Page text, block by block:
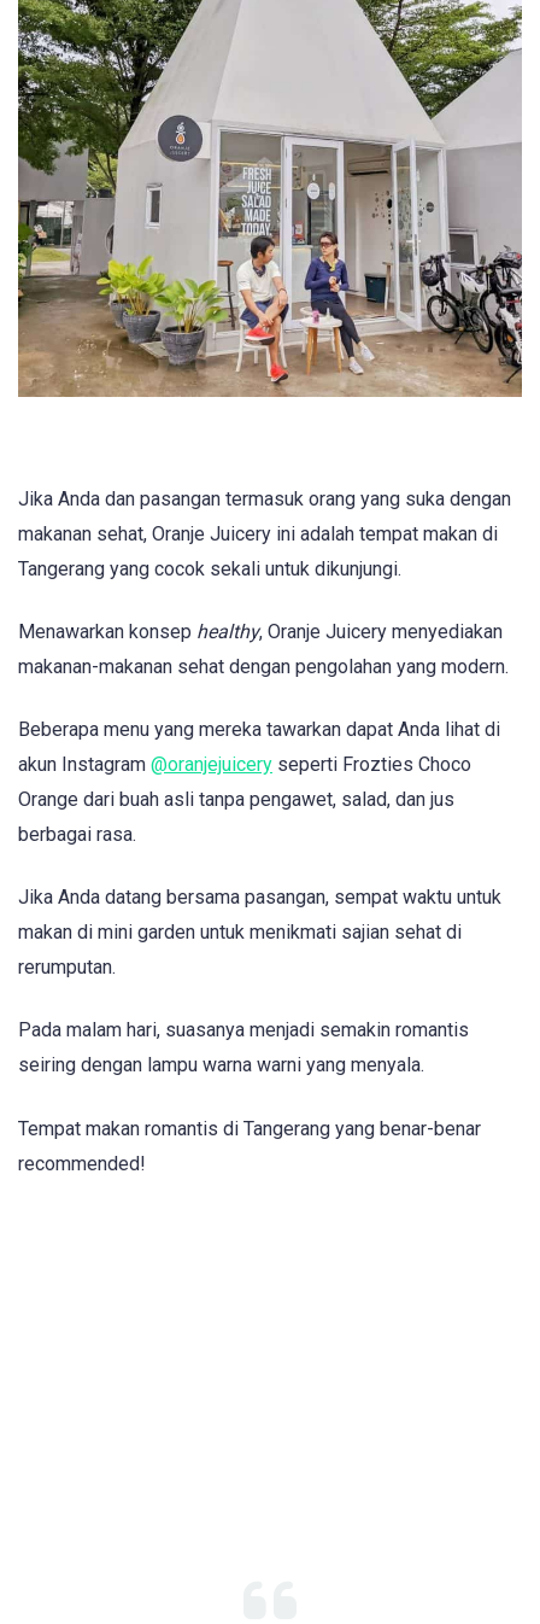
Jika Anda dan pasangan termasuk orang yang suka dengan
makanan sehat, Oranje Juicery ini adalah tempat makan di
Tangerang yang cocok sekali untuk dikunjungi.
Menawarkan konsep healthy, Oranje Juicery menyediakan
makanan-makanan sehat dengan pengolahan yang modern.
Beberapa menu yang mereka tawarkan dapat Anda lihat di
akun Instagram @oranjejuicery seperti Frozties Choco
Orange dari buah asli tanpa pengawet, salad, dan jus
berbagai rasa.
Jika Anda datang bersama pasangan, sempat waktu untuk
makan di mini garden untuk menikmati sajian sehat di
rerumputan.
Pada malam hari, suasanya menjadi semakin romantis
seiring dengan lampu warna warni yang menyala.
Tempat makan romantis di Tangerang yang benar-benar
recommended!